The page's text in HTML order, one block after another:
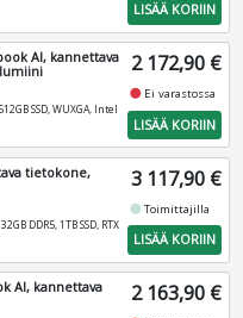
LISÄÄ KORIIN
AI, kannettava
SSD, WUXGA, Intel
2 172,90 €
fiber_manual_record Ei varastossa
LISÄÄ KORIIN
tietokone,
DDR5, 1TB SSD, RTX
3 117,90 €
fiber_manual_recordToimittajilla
LISÄÄ KORIIN
AI, kannettava
2 163,90 €